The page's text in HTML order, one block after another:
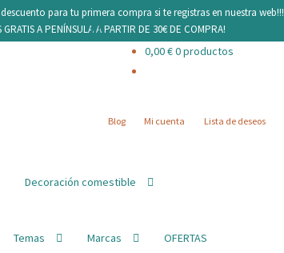
descuento para tu primera compra si te registras en nuestra web!!!
GRATIS A PENÍNSULA A PARTIR DE 30€ DE COMPRA!
0,00€0 productos
Blog Mi cuenta Lista de deseos
Decoración comestible
Temas Marcas OFERTAS